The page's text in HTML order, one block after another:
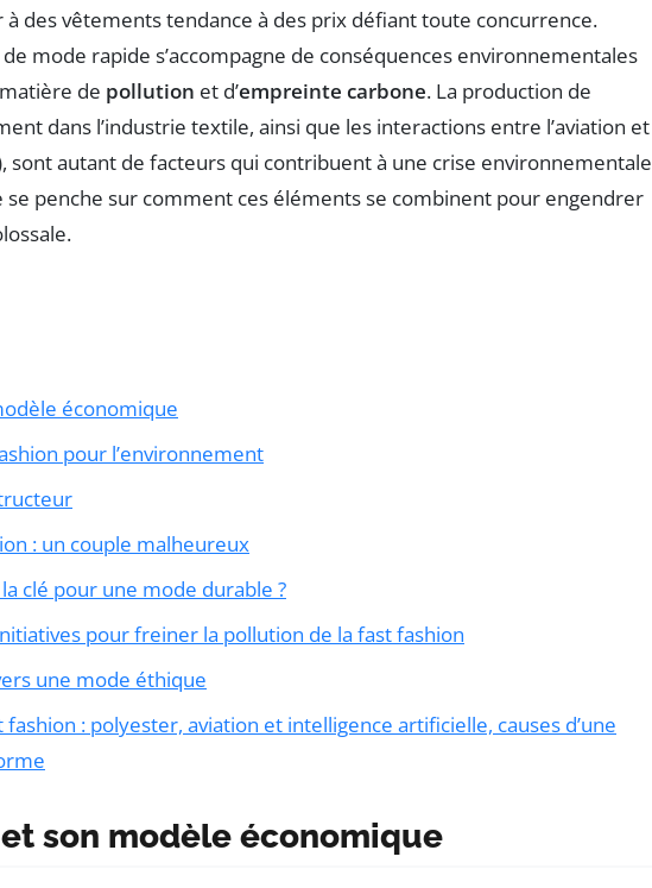
à des vêtements tendance à des prix défiant toute concurrence.
mode rapide s’accompagne de conséquences environnementales
de pollution et d’empreinte carbone. La production de
dans l’industrie textile, ainsi que les interactions entre l’aviation et
sont autant de facteurs qui contribuent à une crise environnementale
se penche sur comment ces éléments se combinent pour engendrer
économique
pour l’environnement
: un couple malheureux
clé pour une mode durable ?
pour freiner la pollution de la fast fashion
une mode éthique
: polyester, aviation et intelligence artificielle, causes d’une
son modèle économique